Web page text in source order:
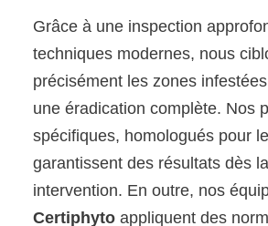
Grâce à une inspection
techniques modernes, nous
précisément les zones
une éradication complète. Nos
spécifiques, homologués pour
garantissent des résultats dès
intervention. En outre, nos
Certiphyto appliquent des